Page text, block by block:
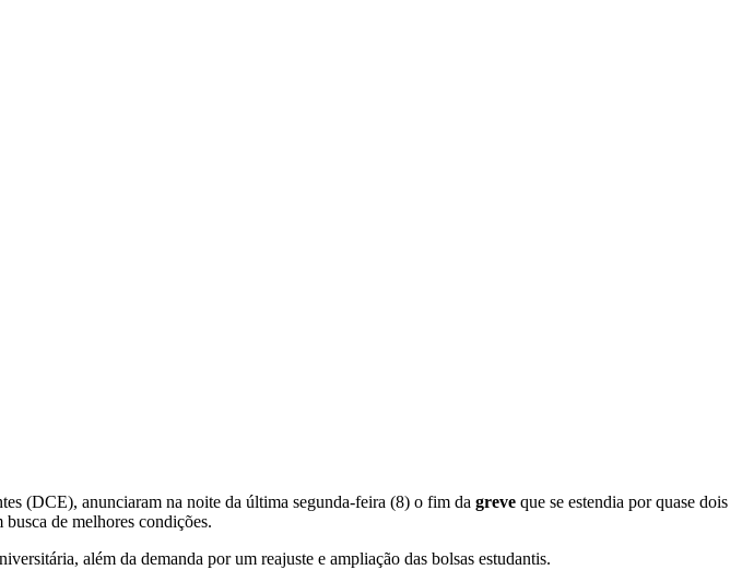
(DCE), anunciaram na noite da última segunda-feira (8) o fim da greve que se estendia por quase dois
de melhores condições.
além da demanda por um reajuste e ampliação das bolsas estudantis.